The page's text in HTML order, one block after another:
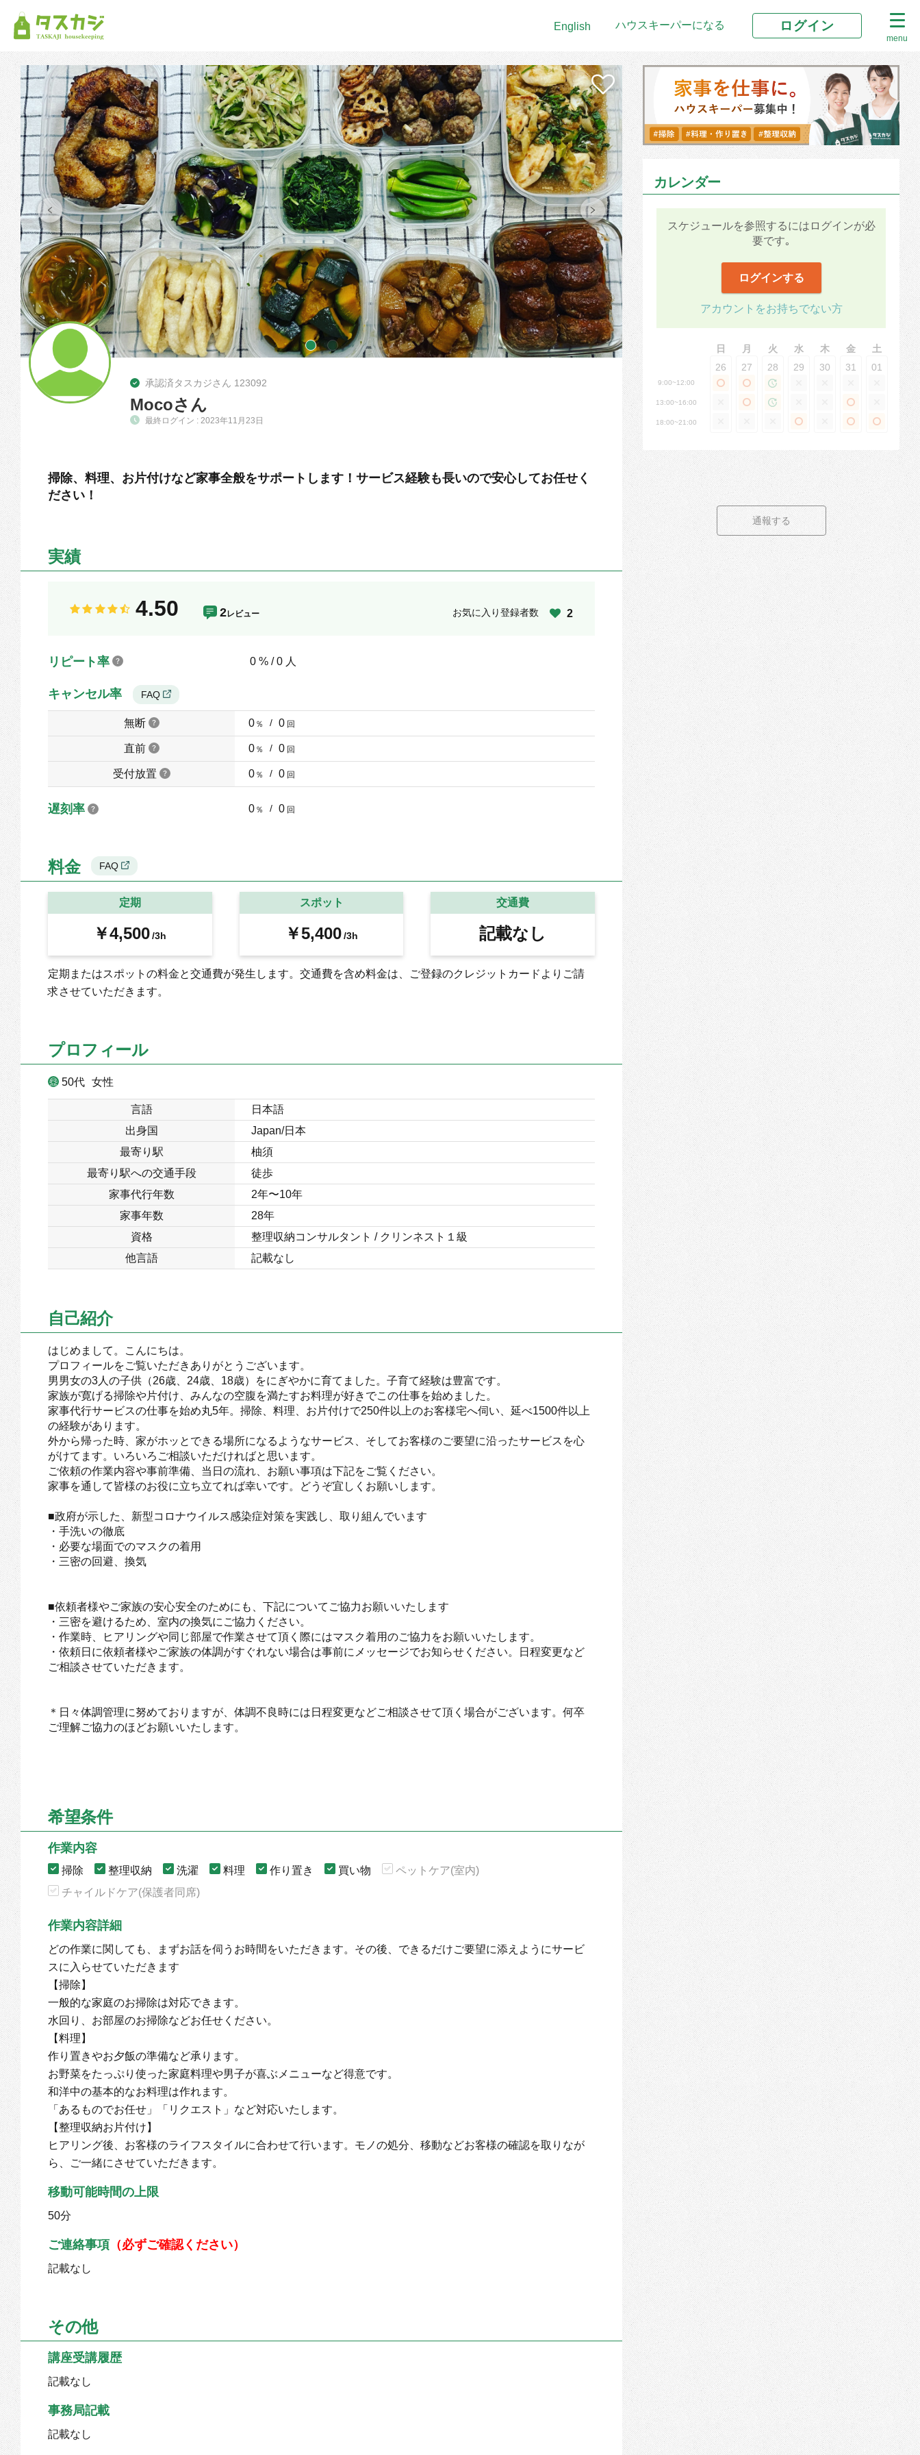
English ハウスキーパーになる ログイン
menu
承認済タスカジさん 123092
Mocoさん
最終ログイン : 2023年11月23日
掃除、料理、お片付けなど家事全般をサポートします！サービス経験も長いので安心してお任せく
ださい！
実績
4.50 2レビュー お気に入り登録者数 2
リピート率 0 % / 0 人
キャンセル率 FAQ
無断 0％ / 0 回
直前 0％ / 0 回
受付放置 0％ / 0 回
遅刻率 0％ / 0 回
料金 FAQ
定期
￥4,500 /3h
スポット
￥5,400/3h
交通費
記載なし
定期またはスポットの料金と交通費が発生します。交通費を含め料金は、ご登録のクレジットカードよりご請
求させていただきます。
プロフィール
50代 女性
言語
日本語
出身国
Japan/日本
最寄り駅
柚須
最寄り駅への交通手段
徒歩
家事代行年数
2年〜10年
家事年数
28年
資格
整理収納コンサルタント / クリンネスト１級
他言語
記載なし
自己紹介
はじめまして。こんにちは。
プロフィールをご覧いただきありがとうございます。
男男女の3人の子供（26歳、24歳、18歳）をにぎやかに育てました。子育て経験は豊富です。
家族が寛げる掃除や片付け、みんなの空腹を満たすお料理が好きでこの仕事を始めました。
家事代行サービスの仕事を始め丸5年。掃除、料理、お片付けで250件以上のお客様宅へ伺い、延べ1500件以上
の経験があります。
外から帰った時、家がホッとできる場所になるようなサービス、そしてお客様のご要望に沿ったサービスを心
がけてます。いろいろご相談いただければと思います。
ご依頼の作業内容や事前準備、当日の流れ、お願い事項は下記をご覧ください。
家事を通して皆様のお役に立ち立てれば幸いです。どうぞ宜しくお願いします。
■政府が示した、新型コロナウイルス感染症対策を実践し、取り組んでいます
・手洗いの徹底
・必要な場面でのマスクの着用
・三密の回避、換気
■依頼者様やご家族の安心安全のためにも、下記についてご協力お願いいたします
・三密を避けるため、室内の換気にご協力ください。
・作業時、ヒアリングや同じ部屋で作業させて頂く際にはマスク着用のご協力をお願いいたします。
・依頼日に依頼者様やご家族の体調がすぐれない場合は事前にメッセージでお知らせください。日程変更など
ご相談させていただきます。
＊日々体調管理に努めておりますが、体調不良時には日程変更などご相談させて頂く場合がございます。何卒
ご理解ご協力のほどお願いいたします。
希望条件
作業内容
掃除 整理収納 洗濯 料理 作り置き 買い物
ペットケア(室内)
チャイルドケア(保護者同席)
作業内容詳細
どの作業に関しても、まずお話を伺うお時間をいただきます。その後、できるだけご要望に添えようにサービ
スに入らせていただきます
【掃除】
一般的な家庭のお掃除は対応できます。
水回り、お部屋のお掃除などお任せください。
【料理】
作り置きやお夕飯の準備など承ります。
お野菜をたっぷり使った家庭料理や男子が喜ぶメニューなど得意です。
和洋中の基本的なお料理は作れます。
「あるものでお任せ」「リクエスト」など対応いたします。
【整理収納お片付け】
ヒアリング後、お客様のライフスタイルに合わせて行います。モノの処分、移動などお客様の確認を取りなが
ら、ご一緒にさせていただきます。
移動可能時間の上限
50分
ご連絡事項 （必ずご確認ください）
記載なし
その他
講座受講履歴
記載なし
事務局記載
記載なし
カレンダー
スケジュールを参照するにはログインが必
要です｡
ログインする
アカウントをお持ちでない方
日 月 火 水 木 金 土
9:00~12:00
13:00~16:00
18:00~21:00
26 27 28 29 30 31 01
通報する